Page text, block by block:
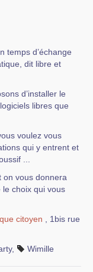
temps d’échange
dit libre et
d’installer le
libres que
voulez vous
qui y entrent et
...
on vous donnera
choix qui vous
citoyen , 1bis rue
, Wimille